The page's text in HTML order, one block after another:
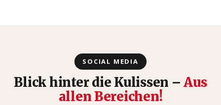
SOCIAL MEDIA
Blick hinter die Kulissen –Aus
allen Bereichen!